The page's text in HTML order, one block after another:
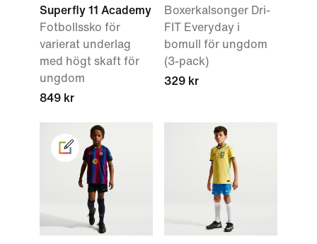
Superfly 11 Academy
Fotbollssko för
varierat underlag
med högt skaft för
ungdom
849 kr
Boxerkalsonger Dri-
FIT Everyday i
bomull för ungdom
(3-pack)
329 kr